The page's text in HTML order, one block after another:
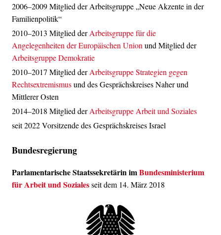
2006–2009 Mitglied der Arbeitsgruppe „Neue Akzente in der
Familienpolitik“
2010–2013 Mitglied derArbeitsgruppe für die
Angelegenheiten der Europäischen Union und Mitglied der
Arbeitsgruppe Demokratie
2010–2017 Mitglied derArbeitsgruppe Strategien gegen
Rechtsextremismusund des Gesprächskreises Naher und
Mittlerer Osten
2014–2018 Mitglied derArbeitsgruppe Arbeit und Soziales
seit 2022 Vorsitzende des Gesprächskreises Israel
Bundesregierung
Parlamentarische Staatssekretärin imBundesministerium
für Arbeit und Sozialesseit dem 14. März 2018